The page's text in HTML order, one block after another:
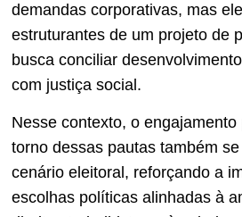
demandas corporativas, mas
estruturantes de um projeto de
busca conciliar
com justiça social.
Nesse contexto, o engajamento
torno dessas pautas também
cenário eleitoral, reforçando a
escolhas políticas alinhadas à